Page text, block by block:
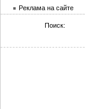
Реклама на сайте
Поиск: